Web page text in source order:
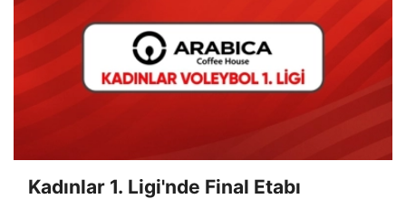
Kadınlar 1. Ligi'nde Final Etabı